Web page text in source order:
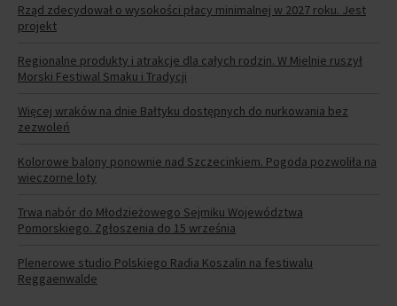
Rząd zdecydował o wysokości płacy minimalnej w 2027 roku. Jest
projekt
Regionalne produkty i atrakcje dla całych rodzin. W Mielnie ruszył
Morski Festiwal Smaku i Tradycji
Więcej wraków na dnie Bałtyku dostępnych do nurkowania bez
zezwoleń
Kolorowe balony ponownie nad Szczecinkiem. Pogoda pozwoliła na
wieczorne loty
Trwa nabór do Młodzieżowego Sejmiku Województwa
Pomorskiego. Zgłoszenia do 15 września
Plenerowe studio Polskiego Radia Koszalin na festiwalu
Reggaenwalde